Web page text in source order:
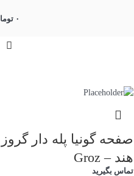
۰
صفحه گونیا پله دار گروز
هند – Groz
تماس بگیرید